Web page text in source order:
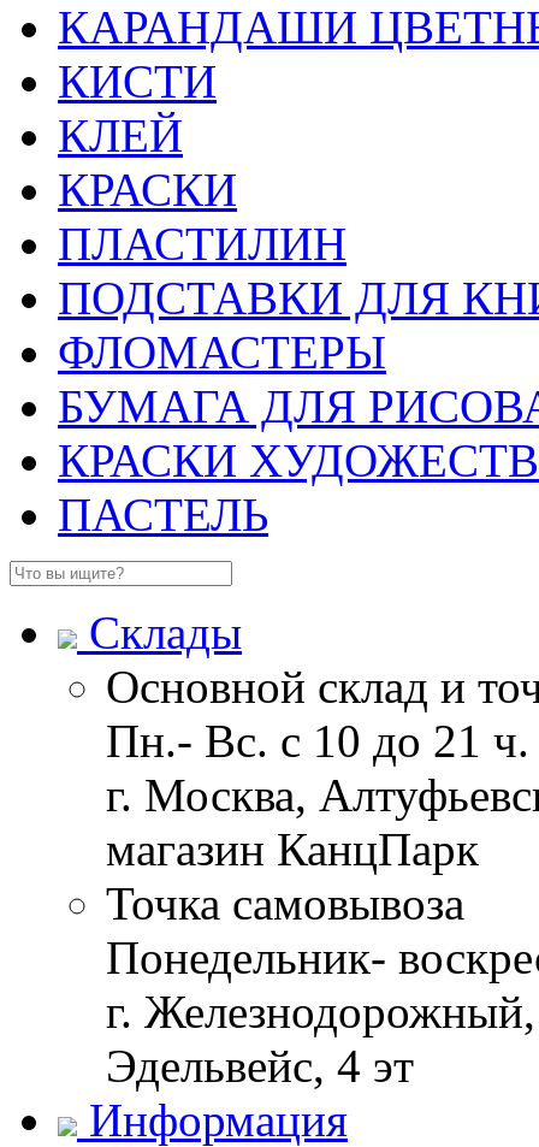
КАРАНДАШИ
КИСТИ
КЛЕЙ
КРАСКИ
ПЛАСТИЛИН
ПОДСТАВКИ ДЛЯ
ФЛОМАСТЕРЫ
БУМАГА ДЛЯ
КРАСКИ
ПАСТЕЛЬ
Склады
Основной склад и
Пн.- Вс. с 10 до 21 ч.
г. Москва,
магазин КанцПарк
Точка самовывоза
Понедельник-
г.
Эдельвейс, 4 эт
Информация